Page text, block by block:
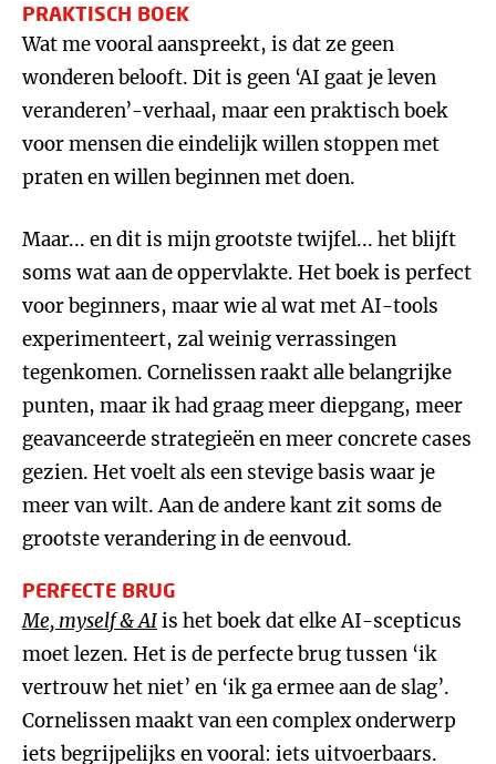
PRAKTISCH BOEK
Wat me vooral aanspreekt, is dat ze geen
wonderen belooft. Dit is geen ‘AI gaat je leven
veranderen’-verhaal, maar een praktisch boek
voor mensen die eindelijk willen stoppen met
praten en willen beginnen met doen.
Maar... en dit is mijn grootste twijfel... het blijft
soms wat aan de oppervlakte. Het boek is perfect
voor beginners, maar wie al wat met AI-tools
experimenteert, zal weinig verrassingen
tegenkomen. Cornelissen raakt alle belangrijke
punten, maar ik had graag meer diepgang, meer
geavanceerde strategieën en meer concrete cases
gezien. Het voelt als een stevige basis waar je
meer van wilt. Aan de andere kant zit soms de
grootste verandering in de eenvoud.
PERFECTE BRUG
Me, myself & AIis het boek dat elke AI-scepticus
moet lezen. Het is de perfecte brug tussen ‘ik
vertrouw het niet’ en ‘ik ga ermee aan de slag’.
Cornelissen maakt van een complex onderwerp
iets begrijpelijks en vooral: iets uitvoerbaars.